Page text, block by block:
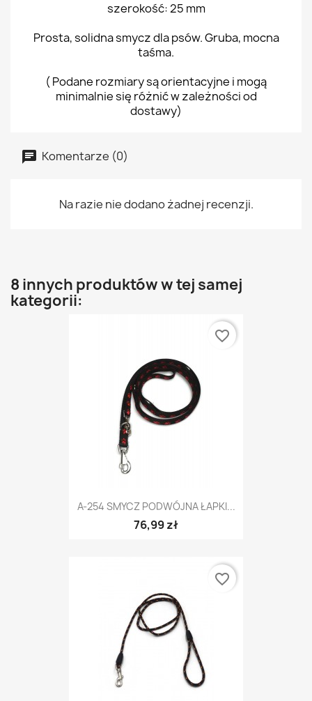
szerokość: 25 mm
Prosta, solidna smycz dla psów. Gruba, mocna
taśma.
( Podane rozmiary są orientacyjne i mogą
minimalnie się różnić w zależności od
dostawy)
Komentarze (0)
Na razie nie dodano żadnej recenzji.
8 innych produktów w tej samej
kategorii:
A-254 SMYCZ PODWÓJNA ŁAPKI...
76,99 zł
favorite_border
favorite_border